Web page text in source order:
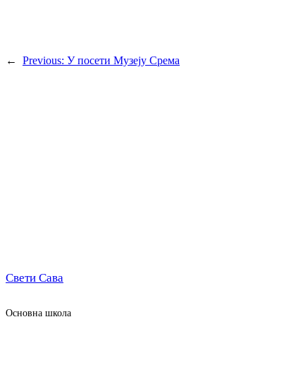
← Previous: У посети Музеју Срема
Свети Сава
Oсновна школа